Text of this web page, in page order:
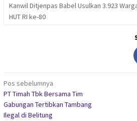
Kanwil Ditjenpas Babel Usulkan 3.923
HUT RI ke-80
Navigasi
pos
Pos sebelumnya
PT Timah Tbk Bersama Tim
Gabungan Tertibkan Tambang
Ilegal di Belitung